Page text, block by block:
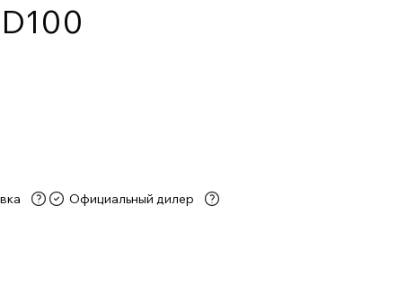
Официальный дилер